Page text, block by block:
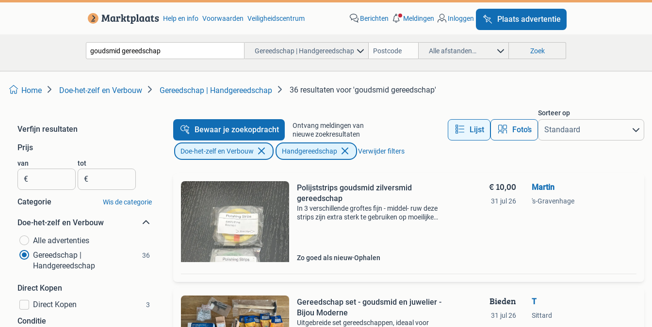
Help en info Voorwaarden Veiligheidscentrum Berichten Meldingen Inloggen Plaats advertentie
Gereedschap | Handgereedschap Alle afstanden… Zoek
Home Doe-het-zelf en Verbouw Gereedschap | Handgereedschap 36 resultaten voor 'goudsmid gereedschap'
Verfijn resultaten
Prijs
van
€
tot
€
Categorie Wis de categorie
Doe-het-zelf en Verbouw
Alle advertenties
Gereedschap |
Handgereedschap
36
Direct Kopen
Direct Kopen
3
Conditie
Bewaar je zoekopdracht
Ontvang meldingen van
nieuwe zoekresultaten
Lijst Foto’s
Sorteer op
Doe-het-zelf en Verbouw Handgereedschap Verwijder filters
Polijststrips goudsmid zilversmid
gereedschap
In 3 verschillende groftes fijn - middel- ruw deze
strips zijn extra sterk te gebruiken op moeilijke
Zo goed als nieuw Ophalen
€ 10,00
31 jul 26
Martin
's-Gravenhage
Gereedschap set - goudsmid en juwelier -
Bijou Moderne
Uitgebreide set gereedschappen, ideaal voor
Bieden
31 jul 26
T
Sittard